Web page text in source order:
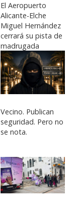
El Aeropuerto
Alicante-Elche
Miguel Hernández
cerrará su pista de
madrugada
durante marzo por
obras de mejora
Vecino. Publican
seguridad. Pero no
se nota.